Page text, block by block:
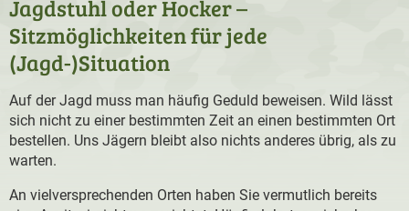
Jagdstuhl oder Hocker –
Sitzmöglichkeiten für jede
(Jagd-)Situation
Auf der Jagd muss man häufig Geduld beweisen. Wild lässt
sich nicht zu einer bestimmten Zeit an einen bestimmten Ort
bestellen. Uns Jägern bleibt also nichts anderes übrig, als zu
warten.
An vielversprechenden Orten haben Sie vermutlich bereits